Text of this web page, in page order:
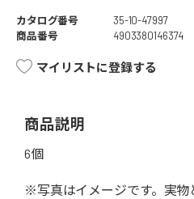
カタログ番号
35-10-47997
商品番号
4903380146374
マイリストに登録する
商品説明
6個
※写真はイメージです。実物